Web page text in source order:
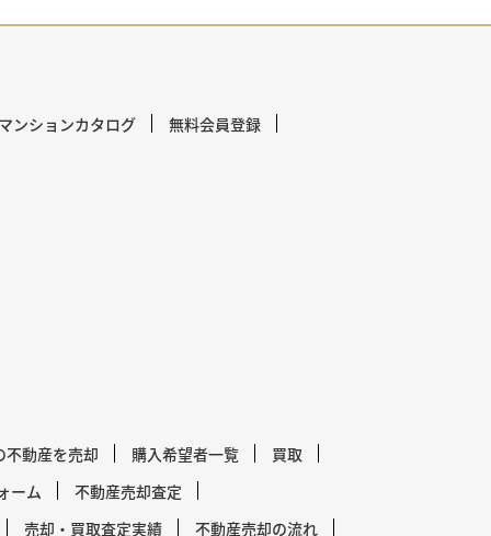
ンションカタログ 無料会員登録
不動産を売却 購入希望者一覧
買取
ーム
不動産売却査定
売却・買取査定実績
不動産売却の流れ